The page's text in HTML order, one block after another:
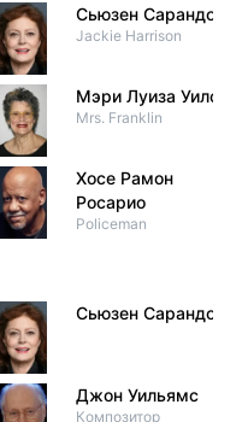
Сьюзен Сарандон
Jackie Harrison
Мэри Луиза Уилсон
Mrs. Franklin
Хосе Рамон
Росарио
Policeman
Сьюзен Сарандон
Джон Уильямс
Композитор